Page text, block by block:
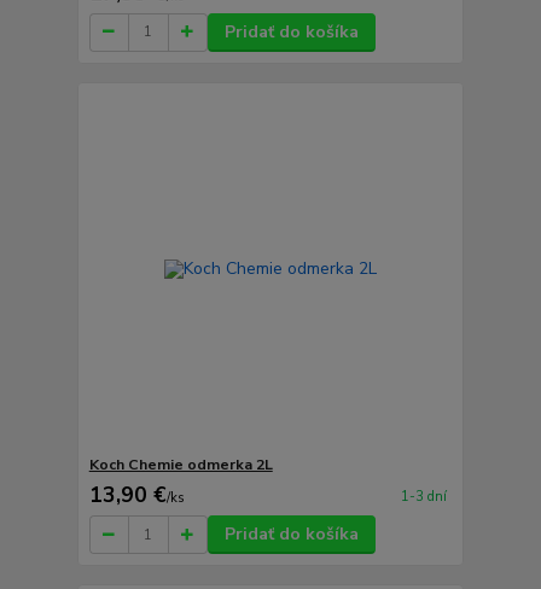
Pridať do košíka
Koch Chemie odmerka 2L
13,90 €/ks 1-3 dní
Pridať do košíka